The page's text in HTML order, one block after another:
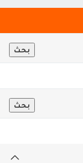
بحث
بحث